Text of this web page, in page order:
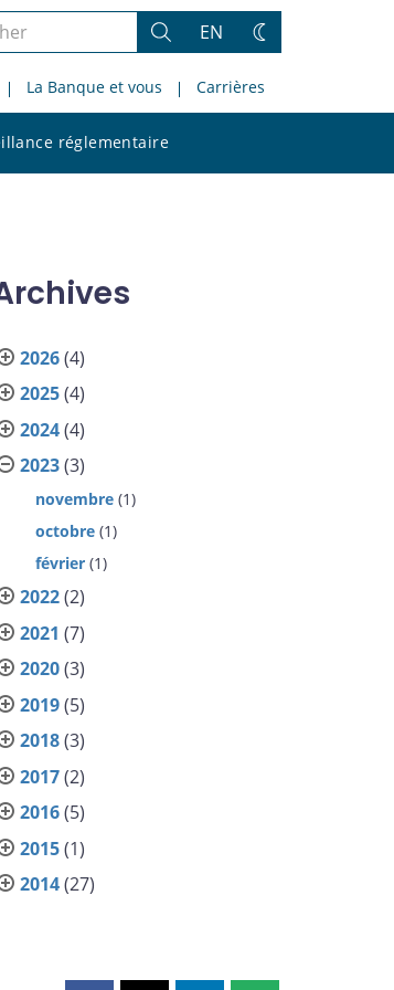
Rechercher
EN
Changez
thème
La Banque et vous Carrières
réglementaire
le
2026(4)
2025(4)
2024(4)
2023(3)
novembre (1)
octobre (1)
février (1)
2022(2)
2021 (7)
2020(3)
2019(5)
2018(3)
2017(2)
2016(5)
2015(1)
2014(27)